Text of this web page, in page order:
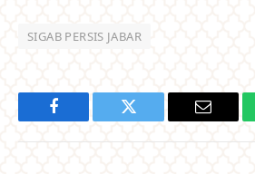
SIGAB PERSIS JABAR
Facebook Twitter Email